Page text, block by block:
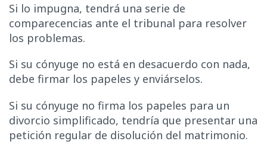
Si lo impugna, tendrá una serie de
comparecencias ante el tribunal para resolver
los problemas.
Si su cónyuge no está en desacuerdo con nada,
debe firmar los papeles y enviárselos.
Si su cónyuge no firma los papeles para un
divorcio simplificado, tendría que presentar una
petición regular de disolución del matrimonio.